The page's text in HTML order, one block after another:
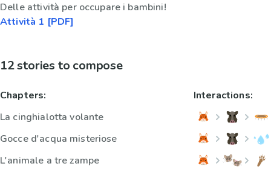
Delle attività per occupare i bambini!
Attività 1 [PDF]
12 stories to compose
Chapters:
La cinghialotta volante
Gocce d'acqua misteriose
L'animale a tre zampe
Interactions: